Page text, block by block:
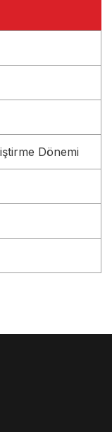
Dönemi